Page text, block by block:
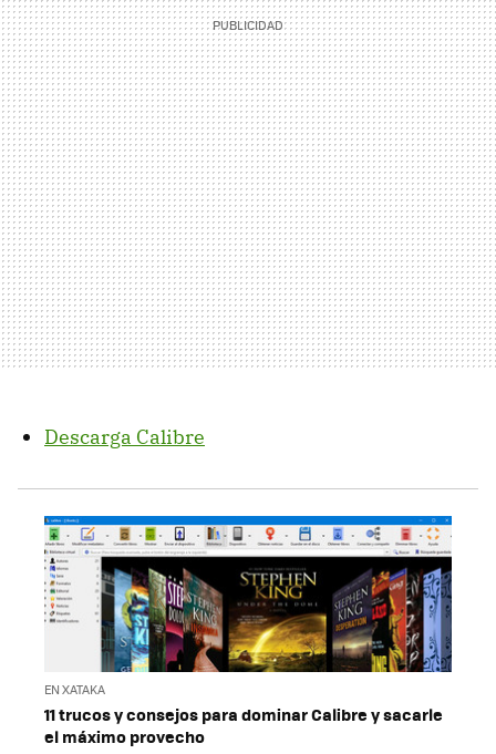
Descarga Calibre
EN XATAKA
11 trucos y consejos para dominar Calibre y sacarle
el máximo provecho